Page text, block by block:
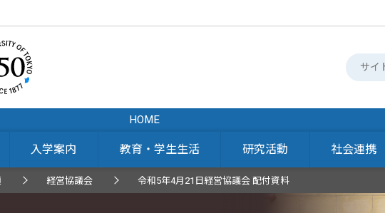
HOME
入学案内 教育・学生生活 研究活動 社会連携
経営協議会 令和5年4月21日経営協議会 配付資料